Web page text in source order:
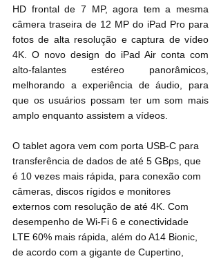
HD frontal de 7 MP, agora tem a mesma
câmera traseira de 12 MP do iPad Pro para
fotos de alta resolução e captura de vídeo
4K. O novo design do iPad Air conta com
alto-falantes estéreo panorâmicos,
melhorando a experiência de áudio, para
que os usuários possam ter um som mais
amplo enquanto assistem a vídeos.
O tablet agora vem com porta USB-C para
transferência de dados de até 5 GBps, que
é 10 vezes mais rápida, para conexão com
câmeras, discos rígidos e monitores
externos com resolução de até 4K. Com
desempenho de Wi-Fi 6 e conectividade
LTE 60% mais rápida, além do A14 Bionic,
de acordo com a gigante de Cupertino,